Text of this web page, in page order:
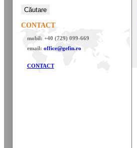
CONTACT
mobil: +40 (729) 099-669
email: office@gefin.ro
CONTACT